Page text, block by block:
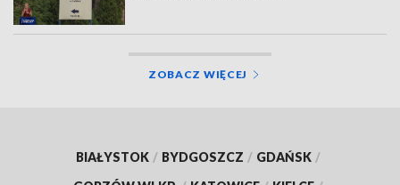
ZOBACZ WIĘCEJ
BIAŁYSTOK / BYDGOSZCZ / GDAŃSK /